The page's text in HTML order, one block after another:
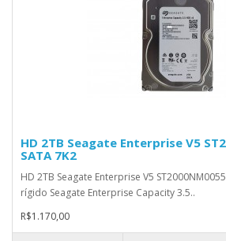
HD 2TB Seagate Enterprise V5
SATA 7K2
HD 2TB Seagate Enterprise V5
rígido Seagate Enterprise Capacity 3.5..
R$1.170,00